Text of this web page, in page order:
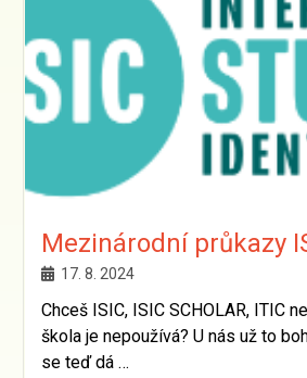
Mezinárodní průkazy
17. 8. 2024
Chceš ISIC, ISIC SCHOLAR, ITIC
škola je nepoužívá? U nás už to
se teď dá …